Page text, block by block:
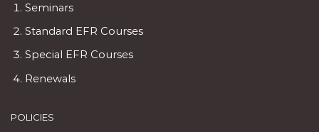
Seminars
Standard EFR Courses
Special EFR Courses
Renewals
POLICIES